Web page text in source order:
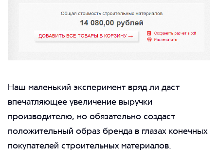
Наш маленький эксперимент вряд ли даст
впечатляющее увеличение выручки
производителю, но обязательно создаст
положительный образ бренда в глазах конечных
покупателей строительных материалов.